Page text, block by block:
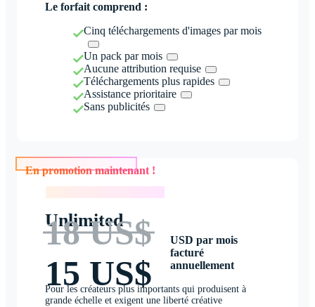
Le forfait comprend :
Cinq téléchargements d'images par mois
Un pack par mois
Aucune attribution requise
Téléchargements plus rapides
Assistance prioritaire
Sans publicités
En promotion maintenant !
Unlimited
18 US$
15 US$
USD par mois
facturé
annuellement
Pour les créateurs plus importants qui produisent à
grande échelle et exigent une liberté créative